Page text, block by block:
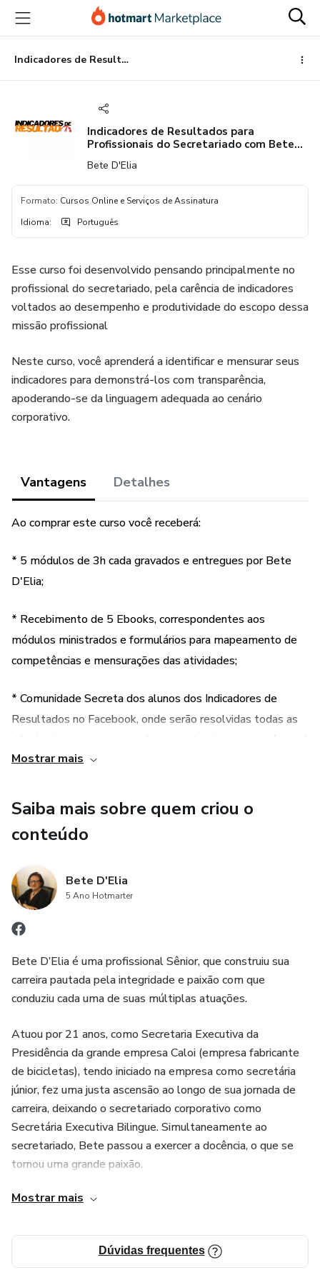
para
conteúdo
principal
para
pagamento
para
rodapé
Indicadores de Resultados para Profissionais do Secretariado com Bete D'Elia
Indicadores de Resultados para
Profissionais do Secretariado com Bete
Bete D'Elia
Formato: Cursos Online e Serviços de Assinatura
Idioma: Português
Esse curso foi desenvolvido pensando principalmente no
profissional do secretariado, pela carência de indicadores
voltados ao desempenho e produtividade do escopo dessa
missão profissional
Neste curso, você aprenderá a identificar e mensurar seus
indicadores para demonstrá-los com transparência,
apoderando-se da linguagem adequada ao cenário
corporativo.
Vantagens Detalhes
Ao comprar este curso você receberá:
* 5 módulos de 3h cada gravados e entregues por Bete
D'Elia;
* Recebimento de 5 Ebooks, correspondentes aos
módulos ministrados e formulários para mapeamento de
competências e mensurações das atividades;
* Comunidade Secreta dos alunos dos Indicadores de
Resultados no Facebook, onde serão resolvidas todas as
utilizadas com sucesso pelos participantes, ferramentas
mensuração das atividades;
* Mentorias on-line , em grupo, onde teremos um contato
* BÔNUS 1: Aula específica sobre Planilhas e gráficos com
Renata Fontes (um reconhecido case de sucesso) na
construção dos Indicadores;
* BÔNUS 2: Aula sobre Criatividade e Inovação;
E os 10 primeiros inscritos ganharão 1 sessão de mentoria
EXCLUSIVA com Bete D'Elia
Mostrar mais
Saiba mais sobre quem criou o
conteúdo
Bete D'Elia
5 Ano Hotmarter
Bete D’Elia é uma profissional Sênior, que construiu sua
carreira pautada pela integridade e paixão com que
conduziu cada uma de suas múltiplas atuações.
Atuou por 21 anos, como Secretaria Executiva da
Presidência da grande empresa Caloi (empresa fabricante
de bicicletas), tendo iniciado na empresa como secretária
júnior, fez uma justa ascensão ao longo de sua jornada de
carreira, deixando o secretariado corporativo como
Secretária Executiva Bilingue. Simultaneamente ao
secretariado, Bete passou a exercer a docência, o que se
tornou uma grande paixão.
Seu comprometimento pela evolução da profissão a levou
Associação das Secretárias do Estado de São Paulo,
passando a fazer parte da diretoria da Associação das
Mostrar mais
Dúvidas frequentes